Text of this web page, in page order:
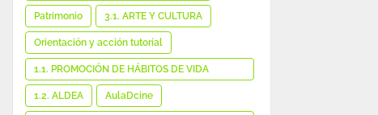
Patrimonio 3.1. ARTE Y CULTURA
Orientación y acción tutorial
1.1. PROMOCIÓN DE HÁBITOS DE VIDA
SALUDABLE
1.2. ALDEA AulaDcine